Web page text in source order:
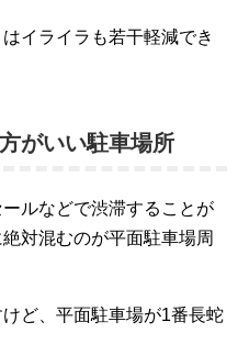
イライラも若干軽減でき
がいい駐車場所
ルなどで渋滞することが
対混むのが平面駐車場周
ど、平面駐車場が1番長蛇